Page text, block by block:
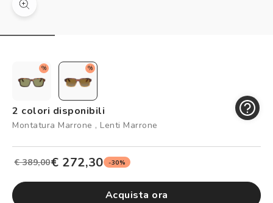
Controllo visivo
Carta fedeltà
Logout
% %
2 colori disponibili
Montatura Marrone , Lenti Marrone
€ 389,00€ 272,30 -30%
Acquista ora